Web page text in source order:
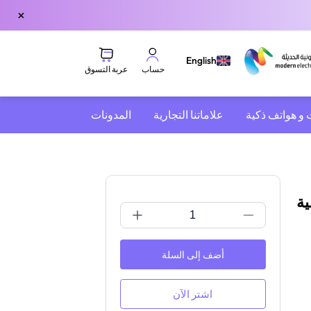
×
English
حساب عربة التسوق
و هواتف ذكية علاماتنا التجارية المدونات
أضف إلى السلة
اشتر الآن